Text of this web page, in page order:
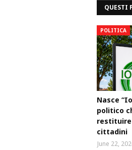
QUESTI
POLITICA
Nasce
politico
cittadini
June 22,